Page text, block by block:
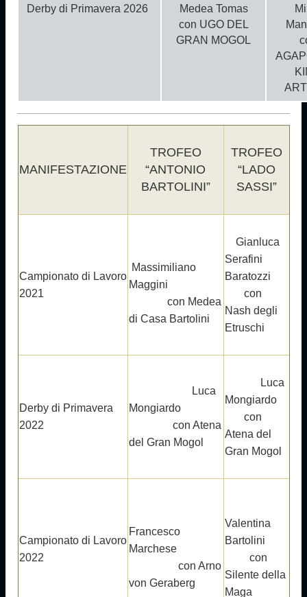
Derby di Primavera 2026
Medea Tomas
con UGO DEL
GRAN MOGOL
MANIFESTAZIONE
TROFEO
“ANTONIO
BARTOLINI”
TROFEO
“LADO
SASSI”
Campionato di Lavoro
2021
Massimiliano
Maggini
con Medea
di Casa Bartolini
Gianluca
Serafini
Baratozzi
con
Nash degli
Etruschi
Derby di Primavera
2022
Luca
Mongiardo
con Atena
del Gran Mogol
Luca
Mongiardo
con
Atena del
Gran Mogol
Campionato di Lavoro
2022
Francesco
Marchese
con Arno
von Geraberg
Valentina
Bartolini
con
Silente della
Maga